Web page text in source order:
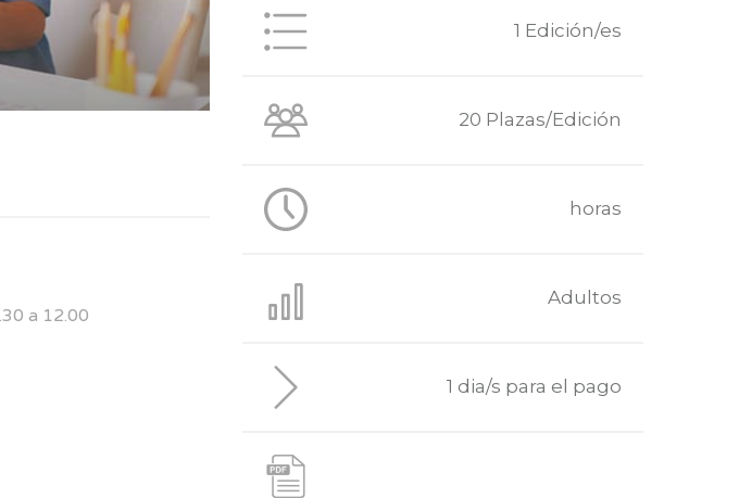
a 12.00
1 Edición/es
20 Plazas/Edición
horas
Adultos
1 dia/s para el pago